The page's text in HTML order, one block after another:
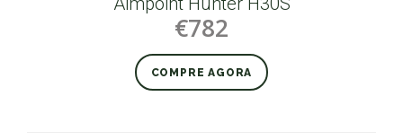
€782
COMPRE AGORA